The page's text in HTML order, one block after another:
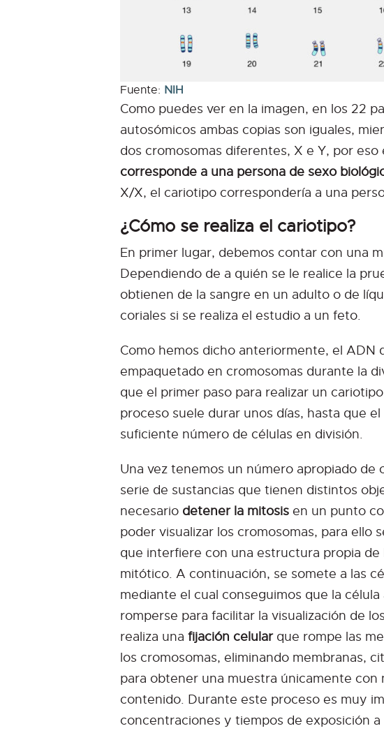
Fuente: NIH
Como puedes ver en la imagen, en los 22
autosómicos ambas copias son iguales,
dos cromosomas diferentes, X e Y, por
corresponde a una persona de sexo
X/X, el cariotipo correspondería a una
¿Cómo se realiza el cariotipo?
En primer lugar, debemos contar con una
Dependiendo de a quién se le realice la
obtienen de la sangre en un adulto o de
coriales si se realiza el estudio a un feto.
Como hemos dicho anteriormente, el ADN
empaquetado en cromosomas durante la
que el primer paso para realizar un
proceso suele durar unos días, hasta que
suficiente número de células en división.
Una vez tenemos un número apropiado de
serie de sustancias que tienen distintos
necesario detener la mitosis en un punto
poder visualizar los cromosomas, para ello
que interfiere con una estructura propia de
mitótico. A continuación, se somete a las
mediante el cual conseguimos que la
romperse para facilitar la visualización de
realiza una fijación celularque rompe las
los cromosomas, eliminando membranas,
para obtener una muestra únicamente con
contenido. Durante este proceso es muy
concentraciones y tiempos de exposición